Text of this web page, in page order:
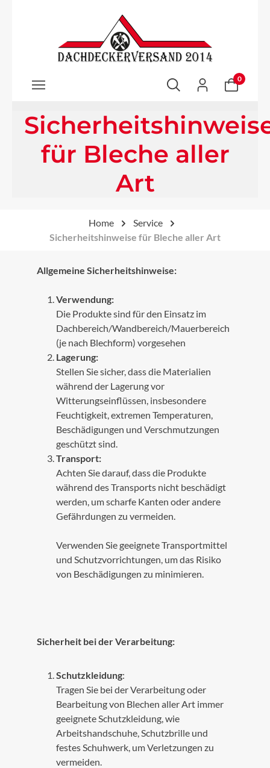
Zum Hauptinhalt springen
0
für Bleche aller
Art
Home
Service
Sicherheitshinweise für Bleche aller Art
Allgemeine Sicherheitshinweise:
Verwendung:
Die Produkte sind für den Einsatz im
Dachbereich/Wandbereich/Mauerbereich
(je nach Blechform) vorgesehen
Lagerung:
Stellen Sie sicher, dass die Materialien
während der Lagerung vor
Witterungseinflüssen, insbesondere
Feuchtigkeit, extremen Temperaturen,
Beschädigungen und Verschmutzungen
geschützt sind.
Transport:
Achten Sie darauf, dass die Produkte
während des Transports nicht beschädigt
werden, um scharfe Kanten oder andere
Gefährdungen zu vermeiden.
Verwenden Sie geeignete Transportmittel
und Schutzvorrichtungen, um das Risiko
von Beschädigungen zu minimieren.
Sicherheit bei der Verarbeitung:
Schutzkleidung:
Tragen Sie bei der Verarbeitung oder
Bearbeitung von Blechen aller Art immer
geeignete Schutzkleidung, wie
Arbeitshandschuhe, Schutzbrille und
festes Schuhwerk, um Verletzungen zu
vermeiden.